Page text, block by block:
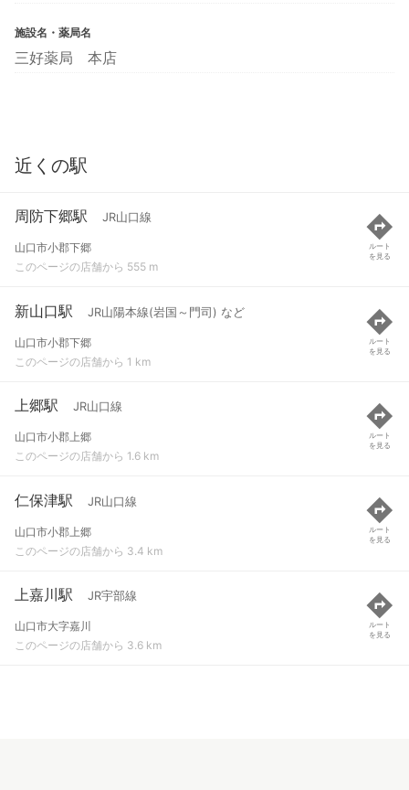
施設名・薬局名
三好薬局 本店
近くの駅
周防下郷駅 JR山口線
山口市小郡下郷
このページの店舗から 555 m
ルート
を見る
新山口駅 JR山陽本線(岩国～門司) など
山口市小郡下郷
このページの店舗から 1 km
ルート
を見る
上郷駅 JR山口線
山口市小郡上郷
このページの店舗から 1.6 km
ルート
を見る
仁保津駅 JR山口線
山口市小郡上郷
このページの店舗から 3.4 km
ルート
を見る
上嘉川駅 JR宇部線
山口市大字嘉川
このページの店舗から 3.6 km
ルート
を見る